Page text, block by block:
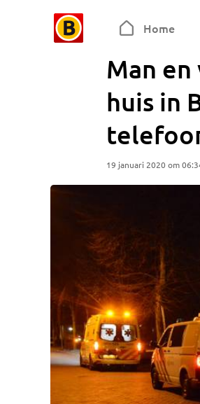
Home
Man
huis in
19 januari 2020 om